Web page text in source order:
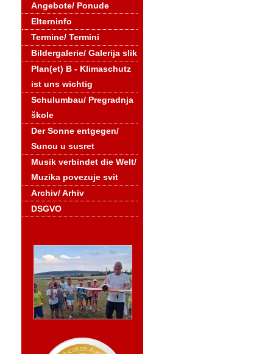
Angebote/ Ponude
Elterninfo
Termine/ Termini
Bildergalerie/ Galerija slik
Plan(et) B - Klimaschutz
ist uns wichtig
Schulumbau/ Pregradnja
škole
Der Sonne entgegen/
Suncu u susret
Musik verbindet die Welt/
Muzika povezuje svit
Archiv/ Arhiv
DSGVO